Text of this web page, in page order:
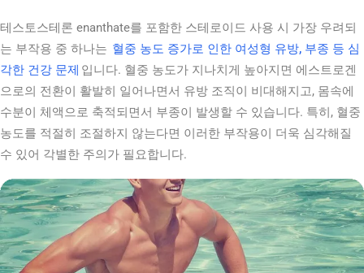
테스토스테론 enanthate를 포함한 스테로이드 사용 시 가장 우려되
는 부작용 중 하나는 혈중 농도 증가로 인한 여성형 유방, 부종 등 심
각한 건강 문제 입니다. 혈중 농도가 지나치게 높아지면 에스트로겐
으로의 전환이 활발히 일어나면서 유방 조직이 비대해지고, 몸속에
수분이 체액으로 축적되면서 부종이 발생할 수 있습니다. 특히, 혈중
농도를 적절히 조절하지 않는다면 이러한 부작용이 더욱 심각해질
수 있어 각별한 주의가 필요합니다.